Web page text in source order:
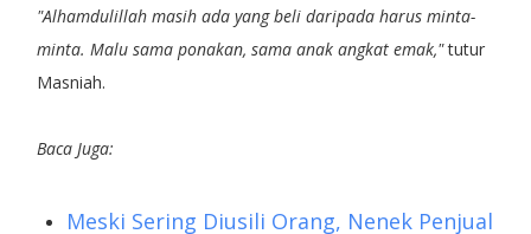
"Alhamdulillah masih ada yang beli daripada harus minta-
minta. Malu sama ponakan, sama anak angkat emak,"tutur
Masniah.
Baca Juga:
Meski Sering Diusili Orang, Nenek Penjual